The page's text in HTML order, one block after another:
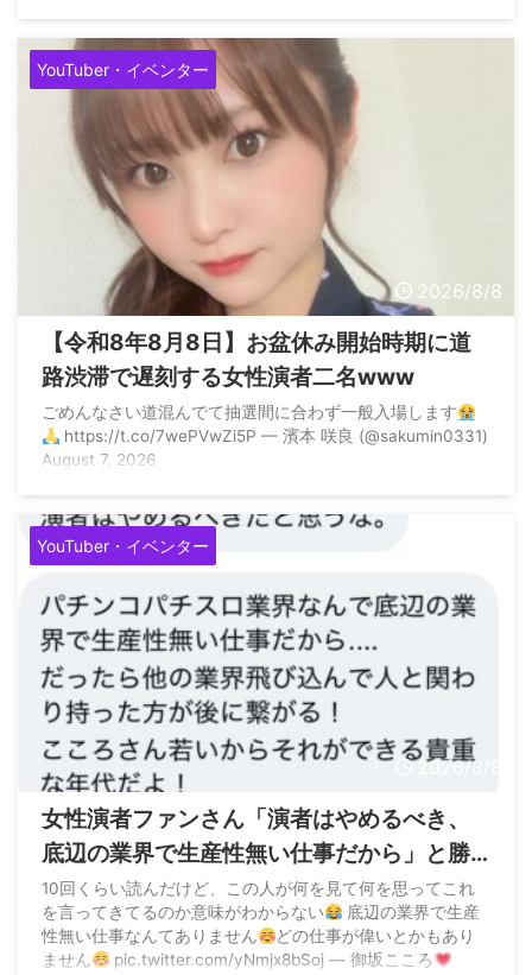
YouTuber・イベンター
2026/8/8
【令和8年8月8日】お盆休み開始時期に道
路渋滞で遅刻する女性演者二名www
ごめんなさい道混んでて抽選間に合わず一般入場します
https://t.co/7wePVwZi5P — 濱本 咲良 (@sakumin0331)
August 7, 2026
YouTuber・イベンター
2026/8/8
女性演者ファンさん「演者はやめるべき、
底辺の業界で生産性無い仕事だから」と勝
手なアドバイス
10回くらい読んだけど、この人が何を見て何を思ってこれ
を言ってきてるのか意味がわからない
底辺の業界で生産
性無い仕事なんてありません
どの仕事が偉いとかもあり
ません
pic.twitter.com/yNmjx8bSoj — 御坂こころ